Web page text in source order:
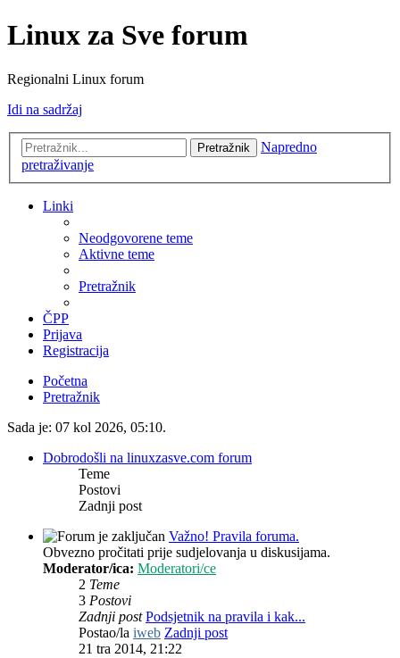
Linux za Sve forum
Regionalni Linux forum
Idi na sadržaj
Pretražnik
Napredno
pretraživanje
Linki
Neodgovorene teme
Aktivne teme
Pretražnik
ČPP
Prijava
Registracija
Početna
Pretražnik
Sada je: 07 kol 2026, 05:10.
Dobrodošli na linuxzasve.com forum
Teme
Postovi
Zadnji post
Važno! Pravila foruma.
Obvezno pročitati prije sudjelovanja u diskusijama.
Moderator/ica: Moderatori/ce
2 Teme
3 Postovi
Zadnji post Podsjetnik na pravila i kak...
Postao/la iweb Zadnji post
21 tra 2014, 21:22